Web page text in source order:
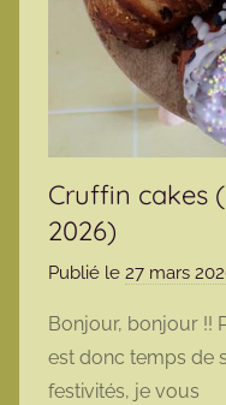
Cruffin cakes
2026)
Publié le 27 mars
Bonjour, bonjour !!
est donc temps de
festivités, je vous